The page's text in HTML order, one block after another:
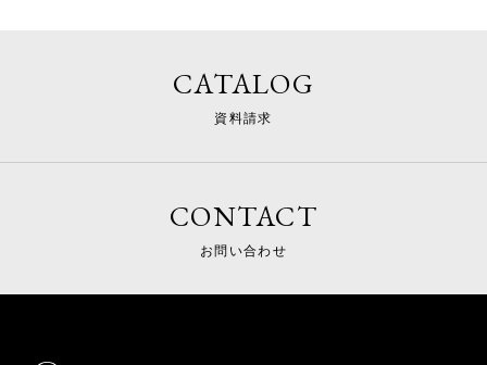
CATALOG
資料請求
CONTACT
お問い合わせ